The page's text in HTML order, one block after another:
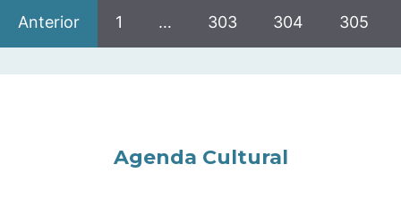
Anterior 1 … 303 304 305
Agenda Cultural